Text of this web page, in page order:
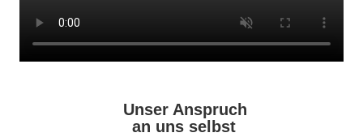
Unser Anspruch
an uns selbst